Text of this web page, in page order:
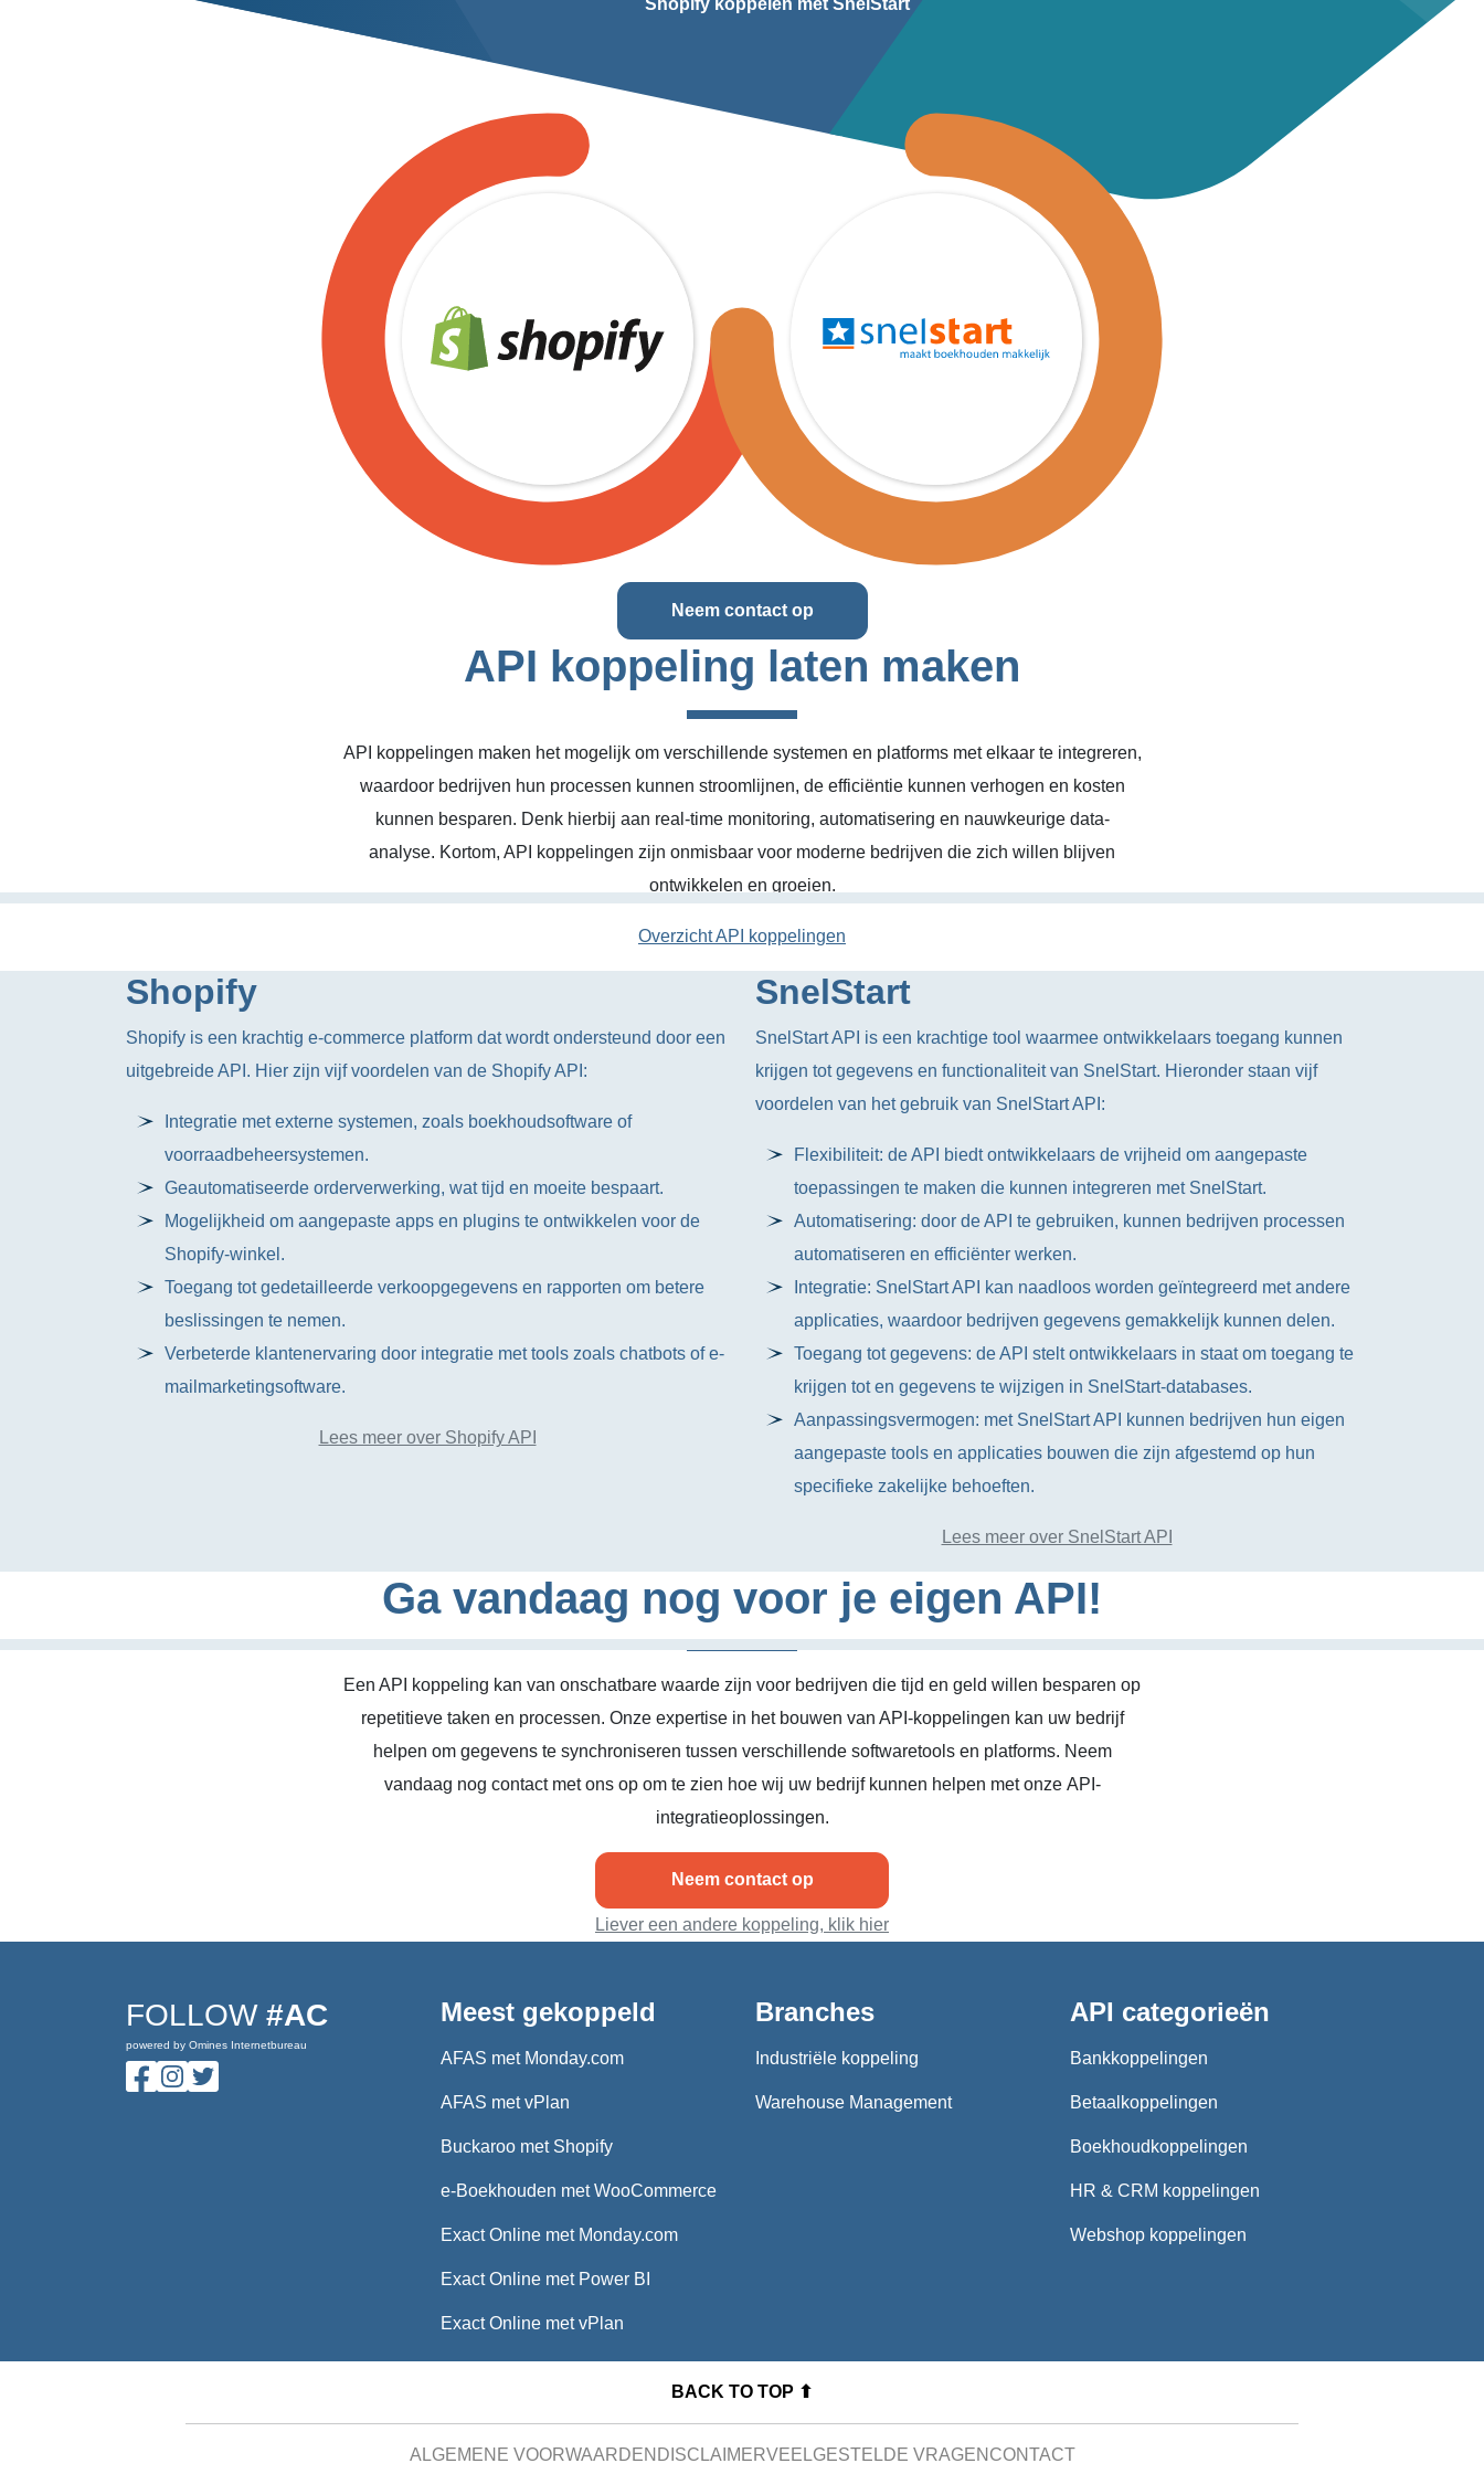
Shopify koppelen met SnelStart
Neem contact op
API koppeling laten maken
API koppelingen maken het mogelijk om verschillende systemen en platforms met elkaar te integreren,
waardoor bedrijven hun processen kunnen stroomlijnen, de efficiëntie kunnen verhogen en kosten
kunnen besparen. Denk hierbij aan real-time monitoring, automatisering en nauwkeurige data-
analyse. Kortom, API koppelingen zijn onmisbaar voor moderne bedrijven die zich willen blijven
ontwikkelen en groeien.
Overzicht API koppelingen
Shopify
Shopify is een krachtig e-commerce platform dat wordt ondersteund door een
uitgebreide API. Hier zijn vijf voordelen van de Shopify API:
Integratie met externe systemen, zoals boekhoudsoftware of
voorraadbeheersystemen.
Geautomatiseerde orderverwerking, wat tijd en moeite bespaart.
Mogelijkheid om aangepaste apps en plugins te ontwikkelen voor de
Shopify-winkel.
Toegang tot gedetailleerde verkoopgegevens en rapporten om betere
beslissingen te nemen.
Verbeterde klantenervaring door integratie met tools zoals chatbots of e-
mailmarketingsoftware.
Lees meer over Shopify API
SnelStart
SnelStart API is een krachtige tool waarmee ontwikkelaars toegang kunnen
krijgen tot gegevens en functionaliteit van SnelStart. Hieronder staan vijf
voordelen van het gebruik van SnelStart API:
Flexibiliteit: de API biedt ontwikkelaars de vrijheid om aangepaste
toepassingen te maken die kunnen integreren met SnelStart.
Automatisering: door de API te gebruiken, kunnen bedrijven processen
automatiseren en efficiënter werken.
Integratie: SnelStart API kan naadloos worden geïntegreerd met andere
applicaties, waardoor bedrijven gegevens gemakkelijk kunnen delen.
Toegang tot gegevens: de API stelt ontwikkelaars in staat om toegang te
krijgen tot en gegevens te wijzigen in SnelStart-databases.
Aanpassingsvermogen: met SnelStart API kunnen bedrijven hun eigen
aangepaste tools en applicaties bouwen die zijn afgestemd op hun
specifieke zakelijke behoeften.
Lees meer over SnelStart API
Ga vandaag nog voor je eigen API!
Een API koppeling kan van onschatbare waarde zijn voor bedrijven die tijd en geld willen besparen op
repetitieve taken en processen. Onze expertise in het bouwen van API-koppelingen kan uw bedrijf
helpen om gegevens te synchroniseren tussen verschillende softwaretools en platforms. Neem
vandaag nog contact met ons op om te zien hoe wij uw bedrijf kunnen helpen met onze API-
integratieoplossingen.
Neem contact op
Liever een andere koppeling, klik hier
FOLLOW #AC
powered by Omines Internetbureau
Meest gekoppeld
AFAS met Monday.com
AFAS met vPlan
Buckaroo met Shopify
e-Boekhouden met WooCommerce
Exact Online met Monday.com
Exact Online met Power BI
Exact Online met vPlan
Branches
Industriële koppeling
Warehouse Management
API categorieën
Bankkoppelingen
Betaalkoppelingen
Boekhoudkoppelingen
HR & CRM koppelingen
Webshop koppelingen
BACK TO TOP ⬆
ALGEMENE VOORWAARDEN DISCLAIMERVEELGESTELDE VRAGEN CONTACT